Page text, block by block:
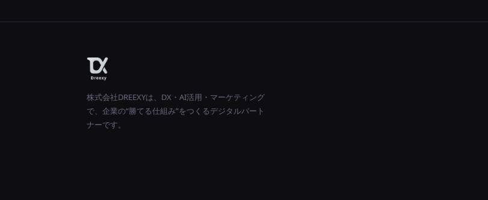
株式会社DREEXYは、DX・AI活用・マーケティング
で、企業の“勝てる仕組み”をつくるデジタルパート
ナーです。